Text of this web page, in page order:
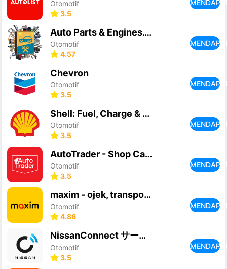
Otomotif
3.5
Auto Parts & Engines. Mechanic
Otomotif
4.57
Chevron
Otomotif
3.5
Shell: Fuel, Charge & More
Otomotif
3.5
AutoTrader - Shop Cars Online
Otomotif
3.5
maxim - ojek, transportasi
Otomotif
4.86
NissanConnect サービス
Otomotif
3.5